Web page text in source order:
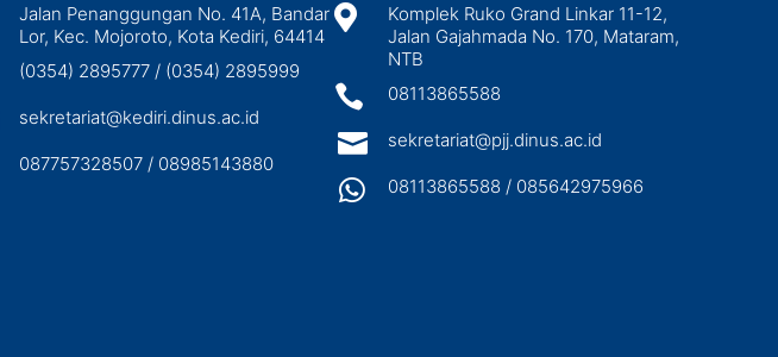
Jalan Penanggungan No. 41A, Bandar
Lor, Kec. Mojoroto, Kota Kediri, 64414
(0354) 2895777 / (0354) 2895999
sekretariat@kediri.dinus.ac.id
087757328507 / 08985143880

Komplek Ruko Grand Linkar 11-12,
Jalan Gajahmada No. 170, Mataram,
NTB
 08113865588
 sekretariat@pjj.dinus.ac.id
 08113865588 / 085642975966